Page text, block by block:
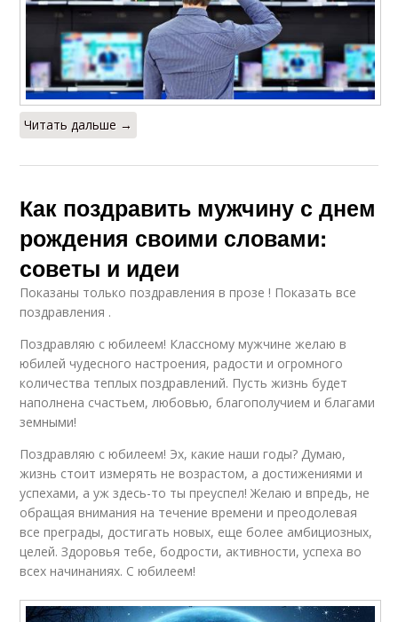
Читать дальше →
Как поздравить мужчину с днем
рождения своими словами:
советы и идеи
Показаны только поздравления в прозе ! Показать все
поздравления .
Поздравляю с юбилеем! Классному мужчине желаю в
юбилей чудесного настроения, радости и огромного
количества теплых поздравлений. Пусть жизнь будет
наполнена счастьем, любовью, благополучием и благами
земными!
Поздравляю с юбилеем! Эх, какие наши годы? Думаю,
жизнь стоит измерять не возрастом, а достижениями и
успехами, а уж здесь-то ты преуспел! Желаю и впредь, не
обращая внимания на течение времени и преодолевая
все преграды, достигать новых, еще более амбициозных,
целей. Здоровья тебе, бодрости, активности, успеха во
всех начинаниях. С юбилеем!